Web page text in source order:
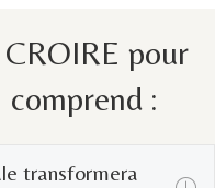
pour
:
transformera